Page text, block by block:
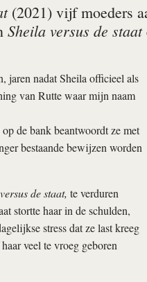
(2021) vijf moeders
Sheila versus de staat
jaren nadat Sheila officieel als
van Rutte waar mijn naam
de bank beantwoordt ze met
bestaande bewijzen worden
de staat, te verduren
stortte haar in de schulden,
stress dat ze last kreeg
veel te vroeg geboren